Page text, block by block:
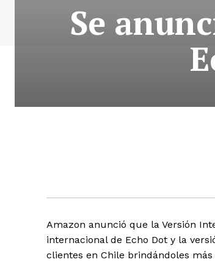
Se
Amazon anunció que la Versión
internacional de Echo Dot y la
clientes en Chile brindándoles